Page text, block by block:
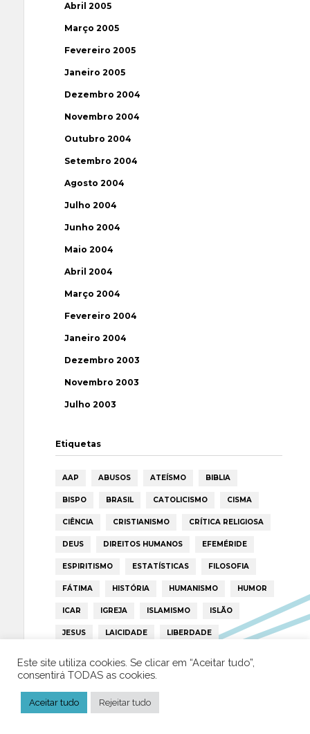
Abril 2005
Março 2005
Fevereiro 2005
Janeiro 2005
Dezembro 2004
Novembro 2004
Outubro 2004
Setembro 2004
Agosto 2004
Julho 2004
Junho 2004
Maio 2004
Abril 2004
Março 2004
Fevereiro 2004
Janeiro 2004
Dezembro 2003
Novembro 2003
Julho 2003
Etiquetas
AAP ABUSOS ATEÍSMO BIBLIA
BISPO BRASIL CATOLICISMO CISMA
CIÊNCIA CRISTIANISMO CRÍTICA RELIGIOSA
DEUS DIREITOS HUMANOS EFEMÉRIDE
ESPIRITISMO ESTATÍSTICAS FILOSOFIA
FÁTIMA HISTÓRIA HUMANISMO HUMOR
ICAR IGREJA ISLAMISMO ISLÃO
JESUS LAICIDADE LIBERDADE
MORAL MULHER
PAPA PAPAS
Este site utiliza cookies. Se clicar em “Aceitar tudo”,
consentirá TODAS as cookies.
Aceitar tudo Rejeitar tudo